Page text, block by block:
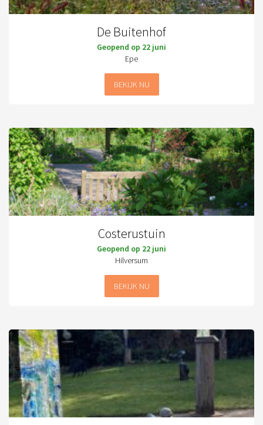
De Buitenhof
Geopend op 22 juni
Epe
BEKIJK NU
Costerustuin
Geopend op 22 juni
Hilversum
BEKIJK NU